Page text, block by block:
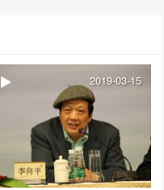
2019-03-15